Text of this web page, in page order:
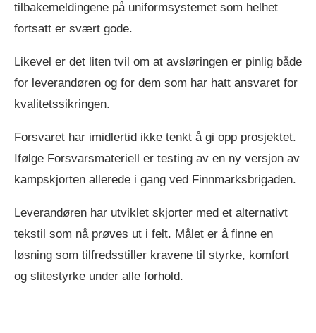
tilbakemeldingene på uniformsystemet som helhet
fortsatt er svært gode.
Likevel er det liten tvil om at avsløringen er pinlig både
for leverandøren og for dem som har hatt ansvaret for
kvalitetssikringen.
Forsvaret har imidlertid ikke tenkt å gi opp prosjektet.
Ifølge Forsvarsmateriell er testing av en ny versjon av
kampskjorten allerede i gang ved Finnmarksbrigaden.
Leverandøren har utviklet skjorter med et alternativt
tekstil som nå prøves ut i felt. Målet er å finne en
løsning som tilfredsstiller kravene til styrke, komfort
og slitestyrke under alle forhold.